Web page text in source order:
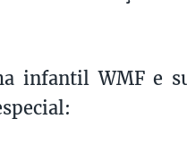
infantil WMF e